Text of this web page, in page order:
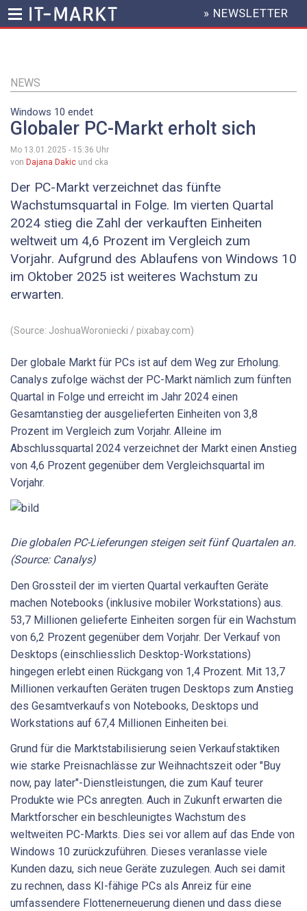
Inhalt
HEADER
MENU
» NEWSLETTER
NEWS
Windows 10 endet
Globaler PC-Markt erholt sich
Mo 13.01.2025 - 15:36 Uhr
von Dajana Dakic und cka
Der PC-Markt verzeichnet das fünfte
Wachstumsquartal in Folge. Im vierten Quartal
2024 stieg die Zahl der verkauften Einheiten
weltweit um 4,6 Prozent im Vergleich zum
Vorjahr. Aufgrund des Ablaufens von Windows 10
im Oktober 2025 ist weiteres Wachstum zu
erwarten.
(Source: JoshuaWoroniecki / pixabay.com)
Der globale Markt für PCs ist auf dem Weg zur Erholung.
Canalys zufolge wächst der PC-Markt nämlich zum fünften
Quartal in Folge und erreicht im Jahr 2024 einen
Gesamtanstieg der ausgelieferten Einheiten von 3,8
Prozent im Vergleich zum Vorjahr. Alleine im
Abschlussquartal 2024 verzeichnet der Markt einen Anstieg
von 4,6 Prozent gegenüber dem Vergleichsquartal im
Vorjahr.
Die globalen PC-Lieferungen steigen seit fünf Quartalen an.
(Source: Canalys)
Den Grossteil der im vierten Quartal verkauften Geräte
machen Notebooks (inklusive mobiler Workstations) aus.
53,7 Millionen gelieferte Einheiten sorgen für ein Wachstum
von 6,2 Prozent gegenüber dem Vorjahr. Der Verkauf von
Desktops (einschliesslich Desktop-Workstations)
hingegen erlebt einen Rückgang von 1,4 Prozent. Mit 13,7
Millionen verkauften Geräten trugen Desktops zum Anstieg
des Gesamtverkaufs von Notebooks, Desktops und
Workstations auf 67,4 Millionen Einheiten bei.
Grund für die Marktstabilisierung seien Verkaufstaktiken
wie starke Preisnachlässe zur Weihnachtszeit oder "Buy
now, pay later"-Dienstleistungen, die zum Kauf teurer
Produkte wie PCs anregten. Auch in Zukunft erwarten die
Marktforscher ein beschleunigtes Wachstum des
weltweiten PC-Markts. Dies sei vor allem auf das Ende von
Windows 10 zurückzuführen. Dieses veranlasse viele
Kunden dazu, sich neue Geräte zuzulegen. Auch sei damit
zu rechnen, dass KI-fähige PCs als Anreiz für eine
umfassendere Flottenerneuerung dienen und dass diese